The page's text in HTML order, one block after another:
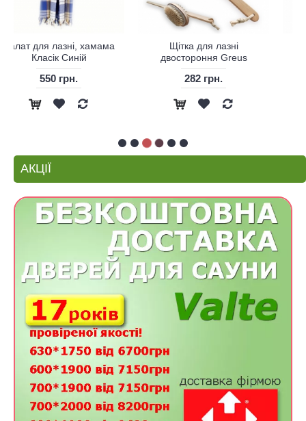
Оливкове мило для
хамаму, 200г.
0 грн.
Натуральне мило для
пінного масажу в хамам
Sultan Hamami, 4х200г
540 грн.
АКЦІЇ